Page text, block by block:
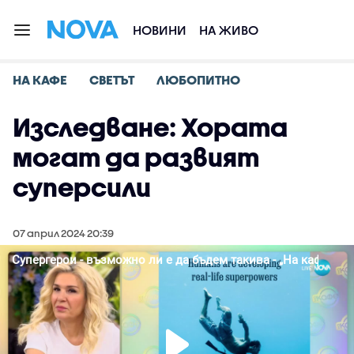
НОВИНИ НА ЖИВО
НА КАФЕ СВЕТЪТ ЛЮБОПИТНО
Изследване: Хората
могат да развият
суперсили
07 април 2024 20:39